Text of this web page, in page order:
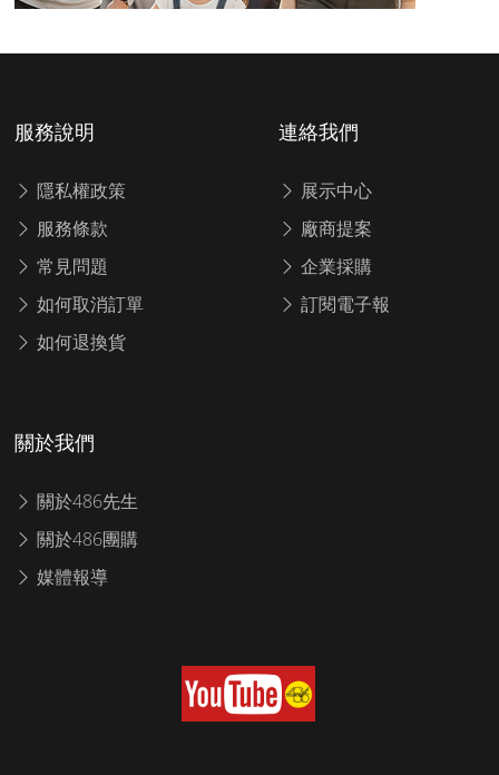
服務說明
隱私權政策
服務條款
常見問題
如何取消訂單
如何退換貨
連絡我們
展示中心
廠商提案
企業採購
訂閱電子報
關於我們
關於486先生
關於486團購
媒體報導